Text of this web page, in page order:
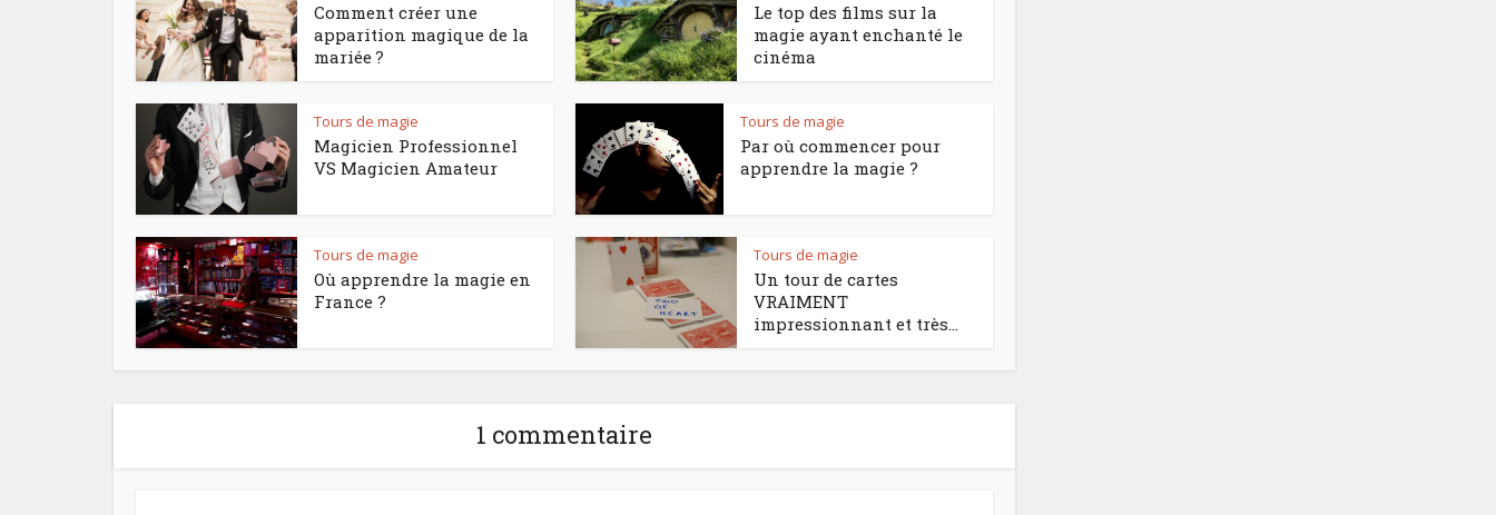
Comment créer une
apparition magique de la
mariée ?
Le top des films sur la
magie ayant enchanté le
cinéma
Tours de magie
Magicien Professionnel
VS Magicien Amateur
Tours de magie
Par où commencer pour
apprendre la magie ?
Tours de magie
Où apprendre la magie en
France ?
Tours de magie
Un tour de cartes
VRAIMENT
impressionnant et très...
1 commentaire